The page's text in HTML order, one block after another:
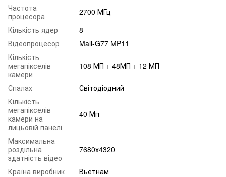
Частота
процесора
2700 МГц
Кількість ядер
8
Відеопроцесор
Mali-G77 MP11
Кількість
мегапікселів
камери
108 МП + 48МП + 12 МП
Спалах
Світодіодний
Кількість
мегапікселів
камери на
лицьовій панелі
40 Мп
Максимальна
роздільна
здатність відео
7680x4320
Країна виробник
Вьетнам